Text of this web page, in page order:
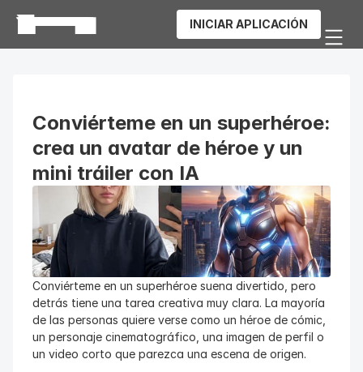
INICIAR APLICACIÓN
Conviérteme en un superhéroe:
crea un avatar de héroe y un
mini tráiler con IA
Conviérteme en un superhéroe suena divertido, pero
detrás tiene una tarea creativa muy clara. La mayoría
de las personas quiere verse como un héroe de cómic,
un personaje cinematográfico, una imagen de perfil o
un video corto que parezca una escena de origen.